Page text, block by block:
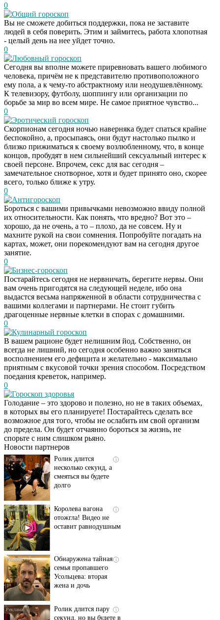
0
Общий гороскоп
Вы не сможете добиться поддержки, пока не заставите
людей в себя поверить. Этим и займитесь, работа хлопотная
- целый день на нее уйдет точно.
0
Любовный гороскоп
Сегодня вы вполне можете приревновать вашего любимого
человека, причём не к представителю противоположного
ему пола, а к чему-то абстрактному или неодушевлённому.
К телевизору, футболу, шоппингу или организации по
борьбе за мир во всем мире. Не самое приятное чувство...
0
Эротический гороскоп
Скорпионам сегодня ночью наверняка будет спаться крайне
беспокойно, а, просыпаясь, они будут настолько пылко и
близко прижиматься к своему возлюбленному, что, в конце
концов, пробудят в нем сильнейший сексуальный интерес к
своей персоне. Впрочем, секс для вас сегодня –
замечательное снотворное, хотя и будет принято оно, скорее
всего, только ближе к утру.
0
Антигороскоп
Бороться с вашими привычками невозможно ввиду полной
их относительности. Как понять, что вредно? Вот это –
хорошо, да не очень, а то – плохо, да не совсем. Ну и
махните рукой на свои сомнения. Попробуйте погадать на
картах, может, они порекомендуют вам на сегодня другое
занятие.
0
Бизнес-гороскоп
Постарайтесь сегодня не нервничать, берегите нервы. Они
вам очень пригодятся на следующей неделе, ибо она
выдастся весьма напряженной в области сотрудничества с
вашими коллегами и партнерами. Не стоит губить
драгоценные нервные клетки в спорах с домашними.
0
Кулинарный гороскоп
В вашем рационе будет нелишним йод. Собственно, он
всегда не лишний, но сегодня особенно важно заняться
восполнением его дефицита и желательно - максимально
приятным с вкусовой точки зрения способом. Посредством
поедания креветок, например.
0
Гороскоп здоровья
Голодание – это здорово и полезно, но не в таких объемах,
в которых вы его планируете! Постарайтесь сделать все
возможное для того, чтобы не ослабить им свой организм
до предела. Он будет отчаянно бороться за жизнь, не
спорьте с ним слишком рьяно.
Новости партнеров
i
Скрытая камера на
пляже Крыма: Что
люди вытворяют, когда
их не видят...
i
Ролик длится
несколько секунд, а
смеяться вы будете
i
Королева вагона
отожгла! Видео не
оставит равнодушным
i
Обнаружена тайная
семья пропавшего
Усольцева: вторая
жена и дочь
i
Ролик длится пару
секунд, но вы будете в